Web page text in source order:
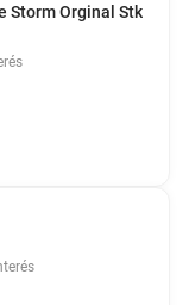
Storm Orginal Stk